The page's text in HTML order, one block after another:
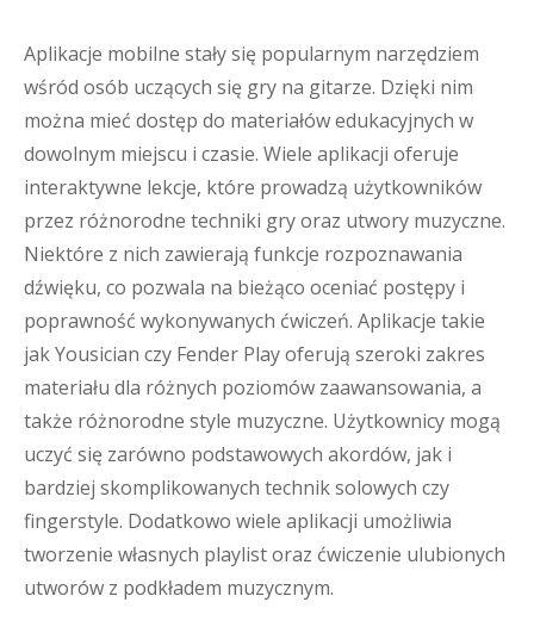
Aplikacje mobilne stały się popularnym narzędziem
wśród osób uczących się gry na gitarze. Dzięki nim
można mieć dostęp do materiałów edukacyjnych w
dowolnym miejscu i czasie. Wiele aplikacji oferuje
interaktywne lekcje, które prowadzą użytkowników
przez różnorodne techniki gry oraz utwory muzyczne.
Niektóre z nich zawierają funkcje rozpoznawania
dźwięku, co pozwala na bieżąco oceniać postępy i
poprawność wykonywanych ćwiczeń. Aplikacje takie
jak Yousician czy Fender Play oferują szeroki zakres
materiału dla różnych poziomów zaawansowania, a
także różnorodne style muzyczne. Użytkownicy mogą
uczyć się zarówno podstawowych akordów, jak i
bardziej skomplikowanych technik solowych czy
fingerstyle. Dodatkowo wiele aplikacji umożliwia
tworzenie własnych playlist oraz ćwiczenie ulubionych
utworów z podkładem muzycznym.